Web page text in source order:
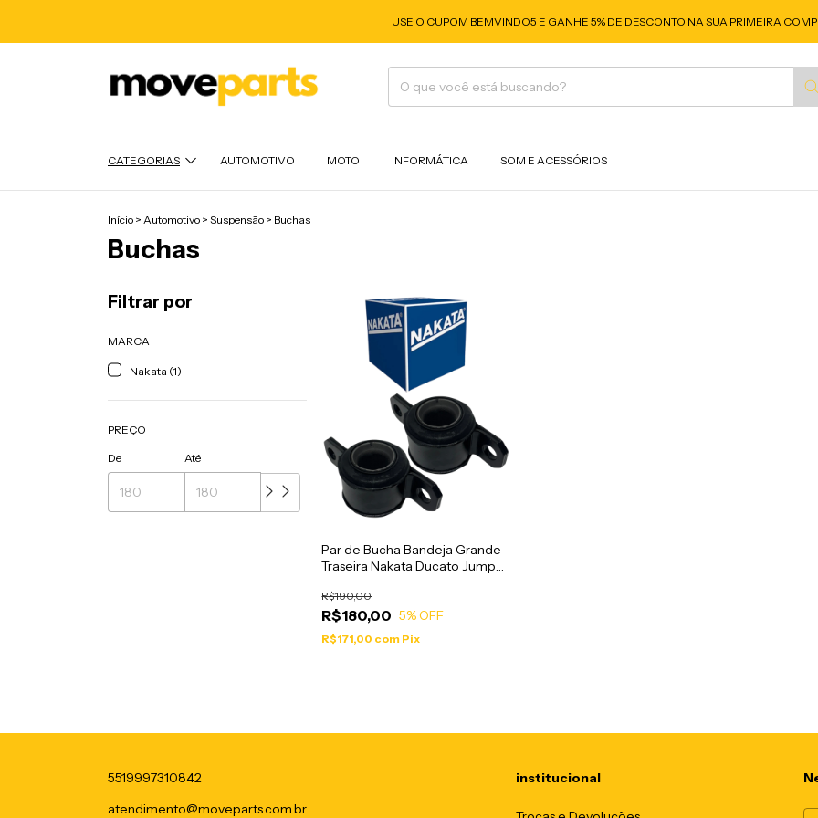
USE O CUPOM BEMVINDO5 E GANHE 5% DE DESCONTO NA SUA PRIMEIRA
CATEGORIAS AUTOMOTIVO MOTO INFORMÁTICA SOM E ACESSÓRIOS
Início > Automotivo > Suspensão > Buchas
Buchas
Filtrar por
MARCA
Nakata (1)
PREÇO
De Até
Par de Bucha Bandeja Grande
Traseira Nakata Ducato Jumper
R$180,00
R$190,00
5% OFF
R$171,00 com Pix
5519997310842
atendimento@moveparts.com.br
institucional